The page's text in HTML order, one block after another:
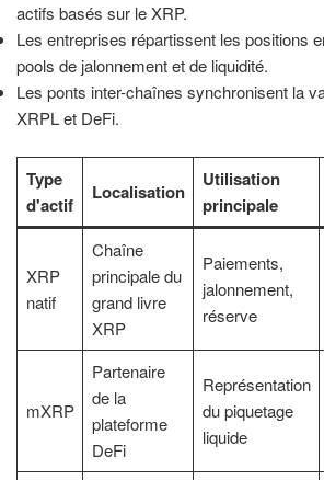
actifs basés sur le XRP.
Les entreprises répartissent les positions
pools de jalonnement et de liquidité.
Les ponts inter-chaînes synchronisent la
XRPL et DeFi.
Type
d'actif
Localisation
Utilisation
principale
XRP
natif
Chaîne
principale du
grand livre
XRP
Paiements,
jalonnement,
réserve
mXRP
Partenaire
de la
plateforme
DeFi
Représentation
du piquetage
liquide